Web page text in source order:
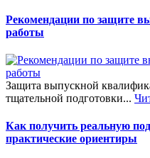
Рекомендации по защите
работы
Защита выпускной
тщательной подготовки...
Как получить реальную
практические ориентиры